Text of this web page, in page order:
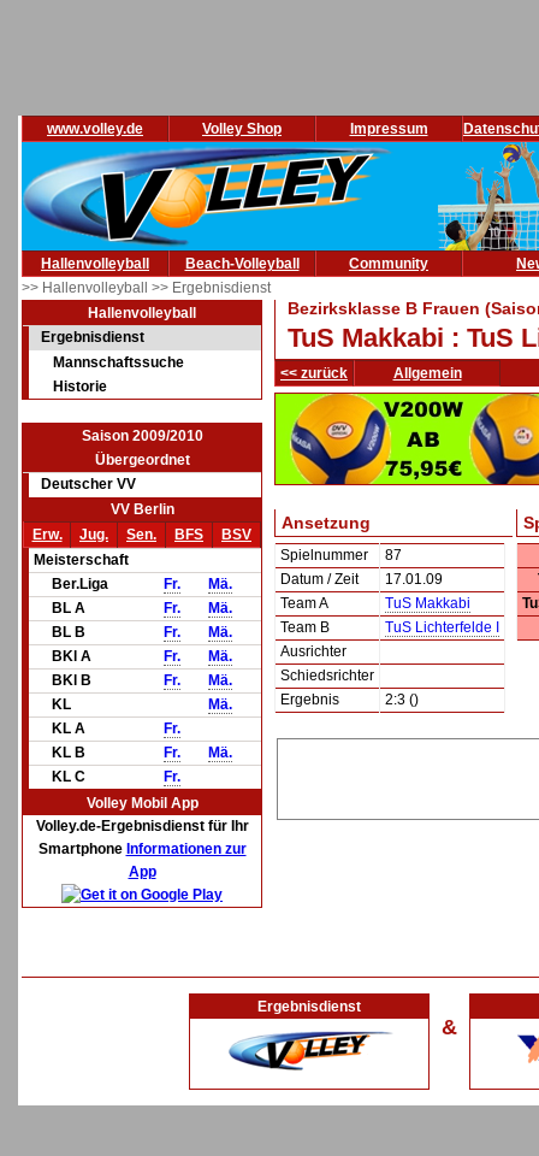
www.volley.de Volley Shop Impressum
Hallenvolleyball Beach-Volleyball Community
>> Hallenvolleyball >> Ergebnisdienst
Hallenvolleyball
Ergebnisdienst
Mannschaftssuche
Historie
Saison 2009/2010
Übergeordnet
Deutscher VV
VV Berlin
Erw.
Jug. Sen. BFS
BSV
Meisterschaft
Ber.Liga
Fr.
Mä.
BL A
Fr.
Mä.
BL B
Fr.
Mä.
BKl A
Fr.
Mä.
BKl B
Fr.
Mä.
KL
Mä.
KL A
Fr.
KL B
Fr.
Mä.
KL C
Fr.
Volley Mobil App
Volley.de-Ergebnisdienst für Ihr
Smartphone Informationen zur
App
Bezirksklasse B Frauen
TuS Makkabi : TuS
<< zurück Allgemein
Ansetzung
Spielnummer
87
Datum / Zeit
17.01.09
Team A
TuS Makkabi
Team B
TuS Lichterfelde I
Ausrichter
Schiedsrichter
Ergebnis
2:3 ()
Ergebnisdienst
&